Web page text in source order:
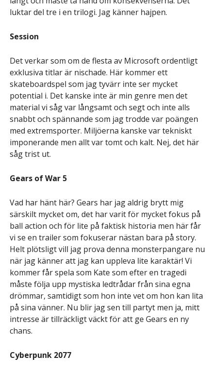
luktar del tre i en trilogi. Jag känner hajpen.
Session
Det verkar som om de flesta av Microsoft ordentligt
exklusiva titlar är nischade. Här kommer ett
skateboardspel som jag tyvärr inte ser mycket
potential i. Det kanske inte är min genre men det
material vi såg var långsamt och segt och inte alls
snabbt och spännande som jag trodde var poängen
med extremsporter. Miljöerna kanske var tekniskt
imponerande men allt var tomt och kalt. Nej, det här
såg trist ut.
Gears of War 5
Vad har hänt här? Gears har jag aldrig brytt mig
särskilt mycket om, det har varit för mycket fokus på
ball action och för lite på faktisk historia men här får
vi se en trailer som fokuserar nästan bara på story.
Helt plötsligt vill jag prova denna monsterpangare nu
när jag känner att jag kan uppleva lite karaktär! Vi
kommer får spela som Kate som efter en tragedi
måste följa upp mystiska ledtrådar från sina egna
drömmar, samtidigt som hon inte vet om hon kan lita
på sina vänner. Nu blir jag sen till partyt men ja, mitt
intresse är tillräckligt väckt för att ge Gears en ny
chans.
Cyberpunk 2077